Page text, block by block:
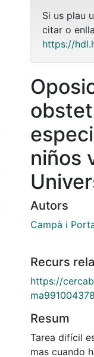
Si us plau
citar o
https://
niños
Autors
Campà i
Recurs
https://
Resum
Tarea difícil
mas cuando